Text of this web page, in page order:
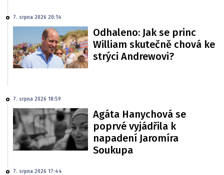
7. srpna 2026 20:14
Odhaleno: Jak se princ
William skutečně chová ke
strýci Andrewovi?
7. srpna 2026 18:59
Agáta Hanychová se
poprvé vyjádřila k
napadení Jaromíra
Soukupa
7. srpna 2026 17:44